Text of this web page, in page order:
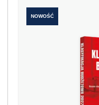
NOWOŚĆ